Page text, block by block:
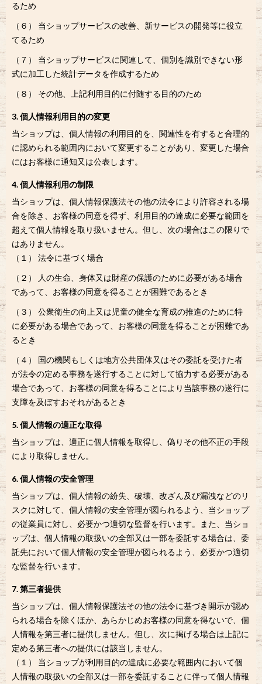
るため
（６） 当ショップサービスの改善、新サービスの開発等に役立
てるため
（７） 当ショップサービスに関連して、個別を識別できない形
式に加工した統計データを作成するため
（８） その他、上記利用目的に付随する目的のため
3. 個人情報利用目的の変更
当ショップは、個人情報の利用目的を、関連性を有すると合理的
に認められる範囲内において変更することがあり、変更した場合
にはお客様に通知又は公表します。
4. 個人情報利用の制限
当ショップは、個人情報保護法その他の法令により許容される場
合を除き、お客様の同意を得ず、利用目的の達成に必要な範囲を
超えて個人情報を取り扱いません。但し、次の場合はこの限りで
はありません。
（１） 法令に基づく場合
（２） 人の生命、身体又は財産の保護のために必要がある場合
であって、お客様の同意を得ることが困難であるとき
（３） 公衆衛生の向上又は児童の健全な育成の推進のために特
に必要がある場合であって、お客様の同意を得ることが困難であ
るとき
（４） 国の機関もしくは地方公共団体又はその委託を受けた者
が法令の定める事務を遂行することに対して協力する必要がある
場合であって、お客様の同意を得ることにより当該事務の遂行に
支障を及ぼすおそれがあるとき
5. 個人情報の適正な取得
当ショップは、適正に個人情報を取得し、偽りその他不正の手段
により取得しません。
6. 個人情報の安全管理
当ショップは、個人情報の紛失、破壊、改ざん及び漏洩などのリ
スクに対して、個人情報の安全管理が図られるよう、当ショップ
の従業員に対し、必要かつ適切な監督を行います。また、当ショ
ップは、個人情報の取扱いの全部又は一部を委託する場合は、委
託先において個人情報の安全管理が図られるよう、必要かつ適切
な監督を行います。
7. 第三者提供
当ショップは、個人情報保護法その他の法令に基づき開示が認め
られる場合を除くほか、あらかじめお客様の同意を得ないで、個
人情報を第三者に提供しません。但し、次に掲げる場合は上記に
定める第三者への提供には該当しません。
（１） 当ショップが利用目的の達成に必要な範囲内において個
人情報の取扱いの全部又は一部を委託することに伴って個人情報